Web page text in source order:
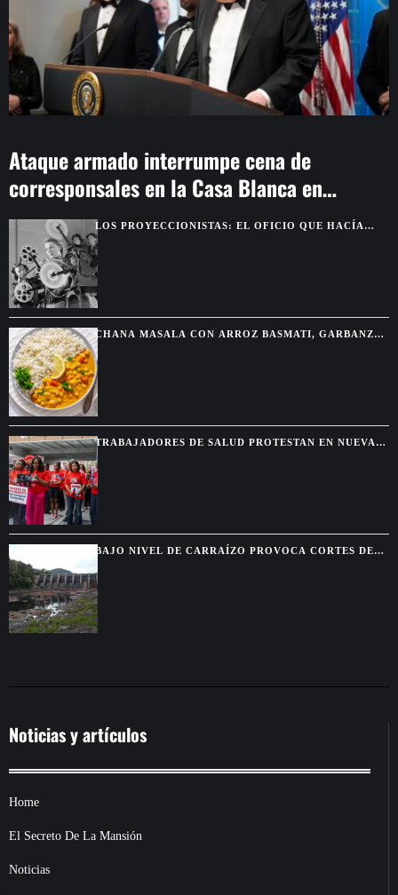
Ataque armado interrumpe cena de
corresponsales en la Casa Blanca en
WashingtonLOS PROYECCIONISTAS: EL OFICIO QUE HACÍA
POSIBLE LA MAGIA DEL CINE
CHANA MASALA CON ARROZ BASMATI, GARBANZOS
ESPECIADOS Y SALSA CREMOSA
TRABAJADORES DE SALUD PROTESTAN EN NUEVA
YORK TRAS EL FIN DEL TPS PARA HAITIANOS
BAJO NIVEL DE CARRAÍZO PROVOCA CORTES DE
Noticias y artículos
Home
El Secreto De La Mansión
Noticias